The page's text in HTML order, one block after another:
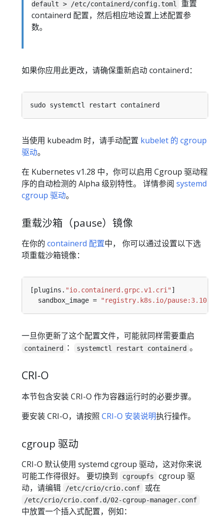
default > /etc/containerd/config.toml
重置
containerd 配置，然后相应地设置上述配置参
数。
如果你应用此更改，请确保重新启动 containerd：
当使用 kubeadm 时，请手动配置 kubelet 的 cgroup
驱动。
在 Kubernetes v1.28 中，你可以启用 Cgroup 驱动程
序的自动检测的 Alpha 级别特性。 详情参阅 systemd
cgroup 驱动。
重载沙箱（pause）镜像
在你的 containerd 配置中， 你可以通过设置以下选
项重载沙箱镜像：
[plugins. "io.containerd.grpc.v1.cri"
  sandbox_image =
"registry.k8s.io/pause:3.10"
一旦你更新了这个配置文件，可能就同样需要重启
containerd ： systemctl restart containerd 。
CRI-O
本节包含安装 CRI-O 作为容器运行时的必要步骤。
要安装 CRI-O，请按照 CRI-O 安装说明执行操作。
cgroup 驱动
CRI-O 默认使用 systemd cgroup 驱动，这对你来说
可能工作得很好。 要切换到
cgroupfs
cgroup 驱
动，请编辑
/etc/crio/crio.conf 或在
/etc/crio/crio.conf.d/02-cgroup-manager.conf
中放置一个插入式配置，例如：